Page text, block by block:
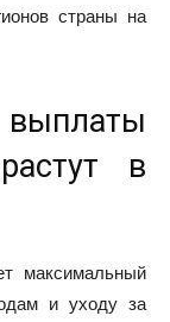
страны на
выплаты
в
максимальный
и уходу за